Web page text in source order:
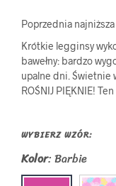
cena
Poprzednia
Krótkie legginsy
bawełny: bardzo
upalne dni. Świetnie
ROŚNIJ PIĘKNIE!
WYBIERZ WZÓR:
Kolor:Barbie